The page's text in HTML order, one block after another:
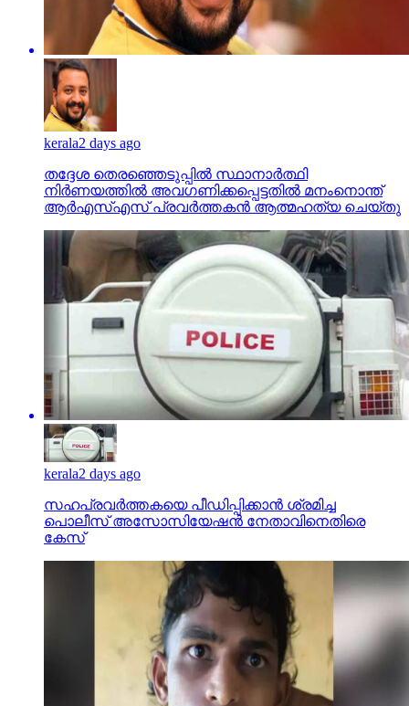
kerala2 days ago
തദ്ദേശ തെരഞ്ഞെടുപ്പില്‍ സ്ഥാനാര്‍ത്ഥി
നിര്‍ണയത്തില്‍ അവഗണിക്കപ്പെട്ടതില്‍ മനംനൊന്ത്
ആര്‍എസ്എസ് പ്രവര്‍ത്തകന്‍ ആത്മഹത്യ ചെയ്തു
kerala2 days ago
സഹപ്രവര്‍ത്തകയെ പീഡിപ്പിക്കാന്‍ ശ്രമിച്ച
പൊലീസ് അസോസിയേഷന്‍ നേതാവിനെതിരെ
കേസ്